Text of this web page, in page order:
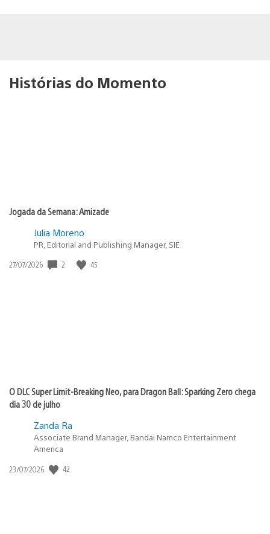
Histórias do Momento
Jogada da Semana: Amizade
Julia Moreno
PR, Editorial and Publishing Manager, SIE
Data
27/07/2026 2 45
O DLC Super Limit-Breaking Neo, para Dragon Ball: Sparking Zero chega
dia 30 de julho
Zanda Ra
Associate Brand Manager, Bandai Namco Entertainment
America
Data
23/07/2026 42